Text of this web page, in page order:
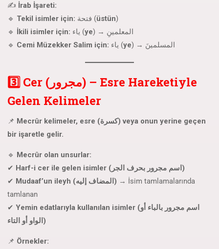
✍ İrab İşareti:
🔹 Tekil isimler için: فتحة (üstün)
🔹 İkili isimler için: ياء (ye
) → المعلمينِ
🔹 Cemi Müzekker Salim için: ياء (ye ) → المسلمينَ
3️⃣ Cer (مجرور) – Esre Hareketiyle
Gelen Kelimeler
📌 Mecrûr kelimeler, esre (كسرة) veya onun yerine geçen
bir işaretle gelir.
🔹 Mecrûr olan unsurlar:
✔
Harf-i cer ile gelen isimler (اسم مجرور بحرف الجر)
✔
Mudaaf’un ileyh (المضاف إليه) → İsim tamlamalarında
tamlanan
✔ Yemin edatlarıyla kullanılan isimler (اسم مجرور بالباء أو
الواو أو التاء)
📌 Örnekler: